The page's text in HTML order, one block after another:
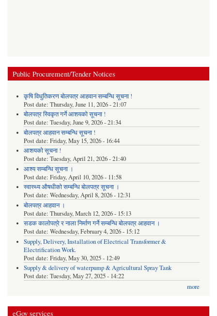
Public Procurement/Tender Notices
कृषि विधुतिकरण बोलपत्र आहवान सम्बन्धि सूचना !
Post date: Thursday, June 11, 2026 - 21:07
बोलपत्र स्विकृत गर्ने आशयको सूचना !
Post date: Tuesday, June 9, 2026 - 21:34
बोलपत्र आहवान सम्बन्धि सूचना !
Post date: Friday, May 15, 2026 - 16:44
आशयको सूचना !
Post date: Tuesday, April 21, 2026 - 21:40
आश्य सम्बन्धि सूचना ।
Post date: Friday, April 10, 2026 - 11:58
स्वास्थ्य औषधीको सम्बन्धि बोलपत्र सूचना ।
Post date: Wednesday, April 8, 2026 - 12:31
बोलपत्र आहवान ।
Post date: Thursday, March 12, 2026 - 15:13
सडक कालोपत्रे र नाला निर्माण गर्ने सम्बन्धि बोलपत्र आहवान ।
Post date: Wednesday, February 4, 2026 - 15:12
Supply, Delivery, Installation of Electrical Transformer &
Electrification Work.
Post date: Friday, May 30, 2025 - 12:49
Supply & delivery of waterpump & Agricultural Spray Tank
Post date: Tuesday, May 27, 2025 - 14:22
more
eGov services